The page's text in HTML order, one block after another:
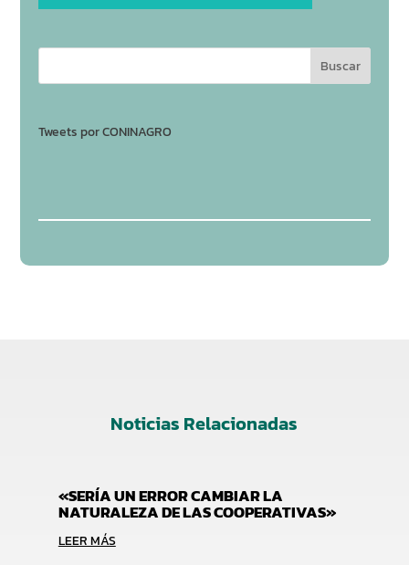
Tweets por CONINAGRO
Noticias Relacionadas
«SERÍA UN ERROR CAMBIAR LA
NATURALEZA DE LAS COOPERATIVAS»
LEER MÁS